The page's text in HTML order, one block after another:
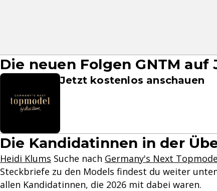
Die neuen Folgen GNTM auf
Jetzt kostenlos anschauen
Die Kandidatinnen in der
Heidi Klums Suche nach Germany's Next
Steckbriefe zu den Models findest du weiter
allen Kandidatinnen, die 2026 mit dabei waren.